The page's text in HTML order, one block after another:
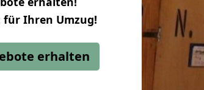
für Ihren Umzug!
erhalten